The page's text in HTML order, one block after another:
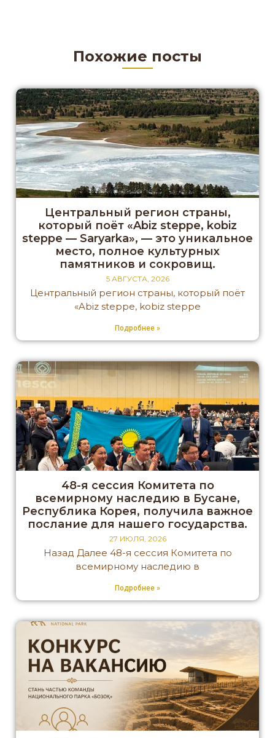
Похожие посты
Центральный регион страны,
который поёт «Abiz steppe, kobiz
steppe — Saryarka», — это уникальное
место, полное культурных
памятников и сокровищ.
5 АВГУСТА, 2026
Центральный регион страны, который поёт
«Abiz steppe, kobiz steppe
Подробнее »
48-я сессия Комитета по
всемирному наследию в Бусане,
Республика Корея, получила важное
послание для нашего государства.
27 ИЮЛЯ, 2026
Назад Далее 48-я сессия Комитета по
всемирному наследию в
Подробнее »